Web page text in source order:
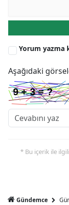
Yorum yazma
Aşağıdaki
* Bu içerik ile
Gündemce